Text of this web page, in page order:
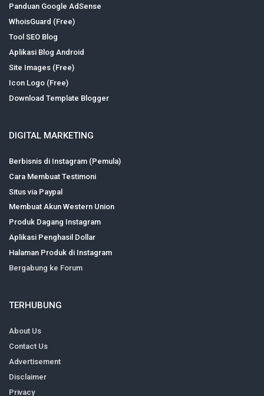
Panduan Google AdSense
WhoisGuard (Free)
Tool SEO Blog
Aplikasi Blog Android
Site Images (Free)
Icon Logo (Free)
Download Template Blogger
DIGITAL MARKETING
Berbisnis di Instagram (Pemula)
Cara Membuat Testimoni
Situs via Paypal
Membuat Akun Western Union
Produk Dagang Instagram
Aplikasi Penghasil Dollar
Halaman Produk di Instagram
Bergabung ke Forum
TERHUBUNG
About Us
Contact Us
Advertisement
Disclaimer
Privacy